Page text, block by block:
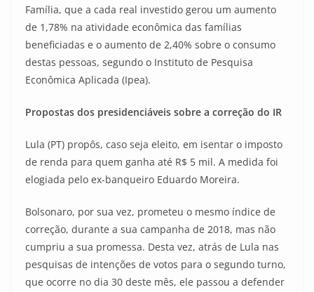
Família, que a cada real investido gerou um aumento
de 1,78% na atividade econômica das famílias
beneficiadas e o aumento de 2,40% sobre o consumo
destas pessoas, segundo o Instituto de Pesquisa
Econômica Aplicada (Ipea).
Propostas dos presidenciáveis sobre a correção do IR
Lula (PT) propôs, caso seja eleito, em isentar o imposto
de renda para quem ganha até R$ 5 mil. A medida foi
elogiada pelo ex-banqueiro Eduardo Moreira.
Bolsonaro, por sua vez, prometeu o mesmo índice de
correção, durante a sua campanha de 2018, mas não
cumpriu a sua promessa. Desta vez, atrás de Lula nas
pesquisas de intenções de votos para o segundo turno,
que ocorre no dia 30 deste mês, ele passou a defender